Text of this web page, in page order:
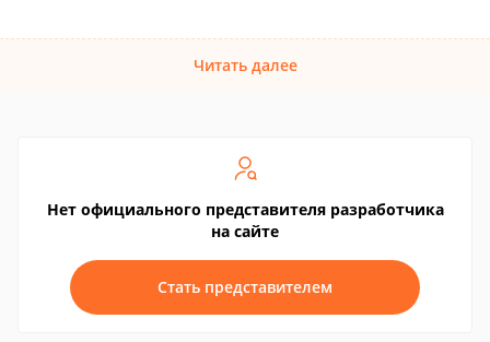
Читать далее
Нет официального представителя разработчика
на сайте
Стать представителем